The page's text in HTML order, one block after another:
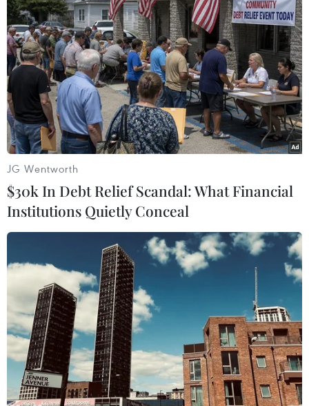
Việc tìm ra giải pháp công nghệ trong đo đạc địa
hình phục vụ xây dựng cơ sở dữ liệu địa lý cho các
khu vực bãi bồi ven biển Việt Nam là cần thiết
nhằm đáp ứng quản lý, phát triển cũng như an
ninh.
Khu rừng ngập mặn được trồng ở cửa sông Thạch Hãn. (Ảnh
minh họa: Nguyên Lý/TTXVN)
Việt Nam có đường bờ biển rất dài với nhiều
nguồn lợi phong phú nhưng cũng thường xuyên
chịu tác động từ tự nhiên và con người. Hiện,
công tác đo đạc địa hình dải ven bờ biển nước
JG Wentworth
$30k In Debt Relief Scandal: What Financial
Institutions Quietly Conceal